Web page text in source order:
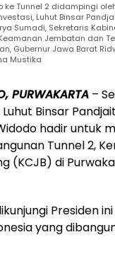
ke Tunnel 2 didampingi
Luhut Binsar
Sumadi, Sekretaris
Jembatan dan
Gubernur Jawa Barat
Mustika
PURWAKARTA –
Binsar
hadir untuk
Tunnel 2,
(KCJB) di
Presiden
yang